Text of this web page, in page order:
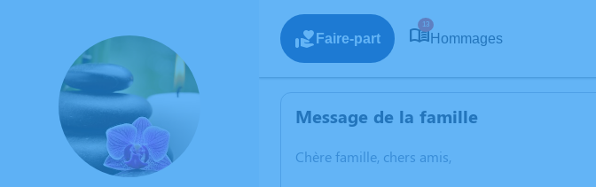
Faire-part
13
Hommages
Message de la famille
Chère famille, chers amis,